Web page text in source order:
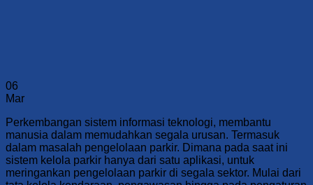
06
Mar
Perkembangan sistem informasi teknologi, membantu
manusia dalam memudahkan segala urusan. Termasuk
dalam masalah pengelolaan parkir. Dimana pada saat ini
sistem kelola parkir hanya dari satu aplikasi, untuk
meringankan pengelolaan parkir di segala sektor. Mulai dari